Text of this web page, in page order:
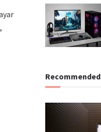
Recommended